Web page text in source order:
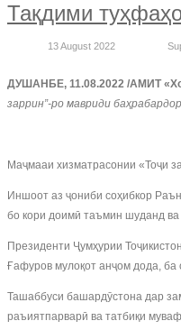
Тақдими
13 August 2022
ДУШАНБЕ, 11.08.2022 /АМИТ
заррин”-ро мавриди
Маҷмааи хизматрасонии «Тоҷи
Иншоот аз ҷониби соҳибкор
бо кори доимӣ таъмин шуданд
Президенти Ҷумҳурии
Ғафуров мулоқот анҷом дода, ба
Ташаббуси башардӯстона дар
раъиятпарварӣ ва татбиқи